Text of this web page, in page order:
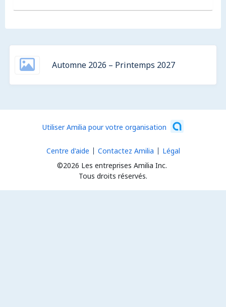
Automne 2026 – Printemps 2027
Utiliser Amilia pour votre organisation
©2026 Les entreprises Amilia Inc.
Tous droits réservés.
Centre d'aide Contactez Amilia Légal